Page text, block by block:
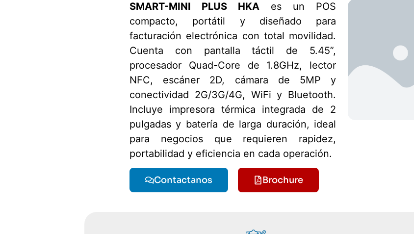
SMART-MINI PLUS HKA es un POS
compacto, portátil y diseñado para
facturación electrónica con total movilidad.
Cuenta con pantalla táctil de 5.45”,
procesador Quad-Core de 1.8GHz, lector
NFC, escáner 2D, cámara de 5MP y
conectividad 2G/3G/4G, WiFi y Bluetooth.
Incluye impresora térmica integrada de 2
pulgadas y batería de larga duración, ideal
para negocios que requieren rapidez,
portabilidad y eficiencia en cada operación.
Contactanos Brochure